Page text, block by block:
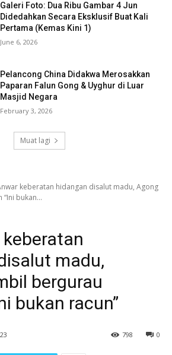
Galeri Foto: Dua Ribu Gambar 4 Jun
Didedahkan Secara Eksklusif Buat Kali
Pertama (Kemas Kini 1)
June 6, 2026
Pelancong China Didakwa Merosakkan
Paparan Falun Gong & Uyghur di Luar
Masjid Negara
February 3, 2026
Muat lagi